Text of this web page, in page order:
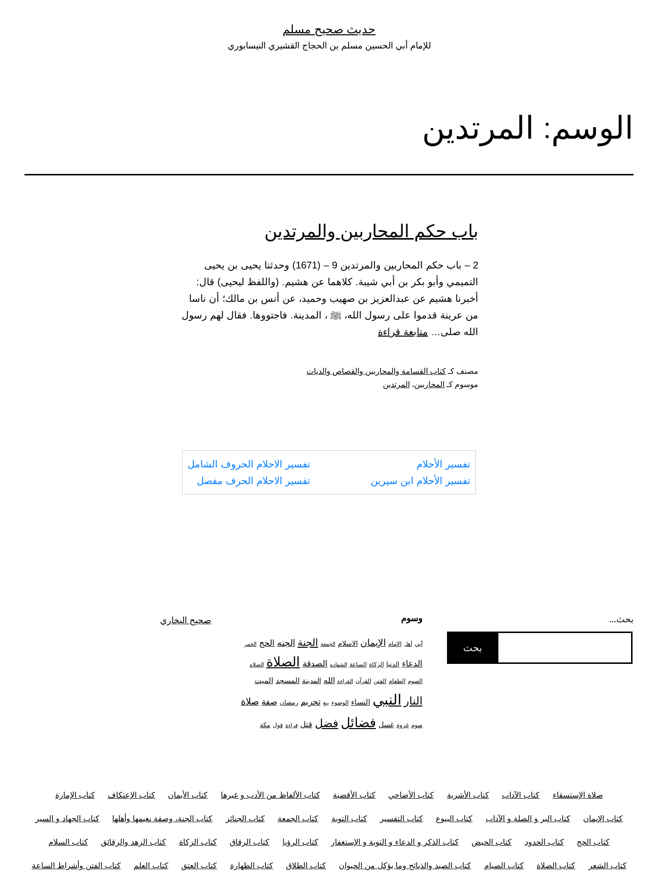
حديث صحيح مسلم
للإمام أبي الحسين مسلم بن الحجاج القشيري النيسابوري
الوسم: المرتدين
باب حكم المحاربين والمرتدين
2 – باب حكم المحاربين والمرتدين 9 – (1671) وحدثنا يحيى بن يحيى
التميمي وأبو بكر بن أبي شيبة. كلاهما عن هشيم. (واللفظ ليحيى) قال:
أخبرنا هشيم عن عبدالعزيز بن صهيب وحميد، عن أنس بن مالك؛ أن ناسا
من عرينة قدموا على رسول الله، ﷺ ، المدينة. فاجتووها. فقال لهم رسول
الله صلى… متابعة قراءة
مصنف كـ كتاب القسامة والمحاربين والقصاص والديات
موسوم كـ المحاربين، المرتدين
تفسير الأحلام
تفسير الأحلام ابن سيرين
تفسير الاحلام الحروف الشامل
تفسير الاحلام الحرف مفصل
بحث… وسوم
أبي أهل الإمام الإيمان الاسلام الجمعة الجنة الجنه الحج الخمر
الدعاء الدنيا الزكاة الساعة الشهاده الصدقة الصلاة الصلاه
الصوم الطعام الفتن القرآن القراءة الله المدينة المسجد الميت
النار النبي النساء الوضوء بيع تحريم رمضان صفة صلاة
صوم غزوة غسل فضائل فضل قتل قراءة قول مكة
صحيح البخاري
صلاة الإستسقاء كتاب الآداب كتاب الأشربة كتاب الأضاحي كتاب الأقضية كتاب الألفاظ من الأدب و غيرها كتاب الأيمان كتاب الإعتكاف كتاب الإمارة
كتاب الإيمان كتاب البر و الصلة و الآداب كتاب البيوع كتاب التفسير كتاب التوبة كتاب الجمعة كتاب الجنائز كتاب الجنة، وصفة نعيمها وأهلها كتاب الجهاد و السير
كتاب الحج كتاب الحدود كتاب الحيض كتاب الذكر و الدعاء و التوبة و الإستغفار كتاب الرؤيا كتاب الرقاق كتاب الزكاة كتاب الزهد والرقائق كتاب السلام
كتاب الشعر كتاب الصلاة كتاب الصيام كتاب الصيد والذبائح وما يؤكل من الحيوان كتاب الطلاق كتاب الطهارة كتاب العتق كتاب العلم كتاب الفتن وأشراط الساعة